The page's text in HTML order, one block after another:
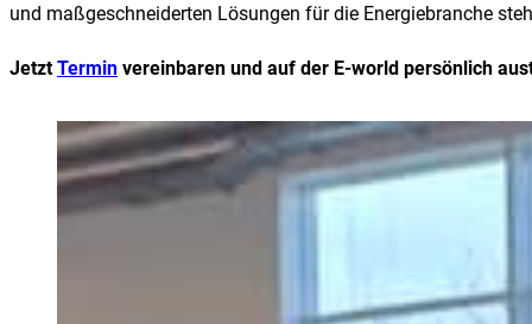
und maßgeschneiderten Lösungen für die Energiebranche
JetztTermin vereinbaren und auf der E-world persönlich